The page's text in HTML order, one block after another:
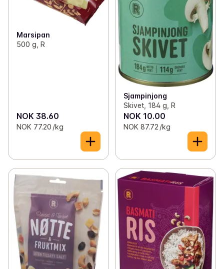
Marsipan
500 g, R
NOK 38.60
NOK 77.20 /kg
Sjampinjong
Skivet, 184 g, R
NOK 10.00
NOK 87.72 /kg